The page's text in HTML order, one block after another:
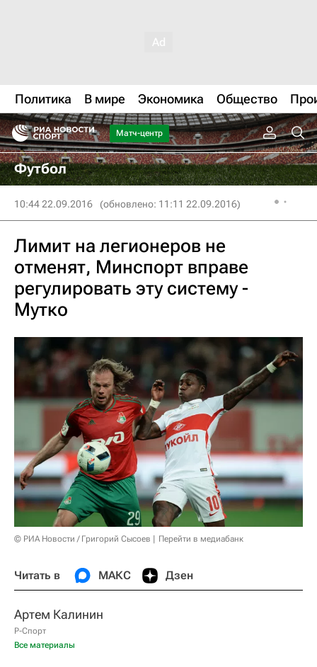
Политика В мире Экономика Общество
Матч-центр
Футбол
10:44 22.09.2016 (обновлено: 11:11 22.09.2016)
Лимит на легионеров не
отменят, Минспорт вправе
регулировать эту систему -
Мутко
© РИА Новости / Григорий Сысоев Перейти в медиабанк
Читать в МАКС Дзен
Артем Калинин
Р-Спорт
Все материалы